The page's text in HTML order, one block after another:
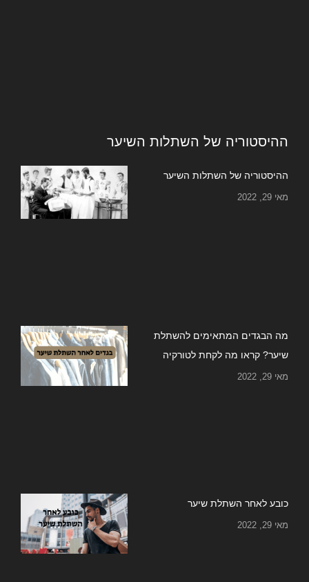
ההיסטוריה של השתלות השיער
ההיסטוריה של השתלות השיער
מאי 29, 2022
מה הבגדים המתאימים להשתלת
שיער? קראו מה לקחת לטורקיה
מאי 29, 2022
כובע לאחר השתלת שיער
מאי 29, 2022